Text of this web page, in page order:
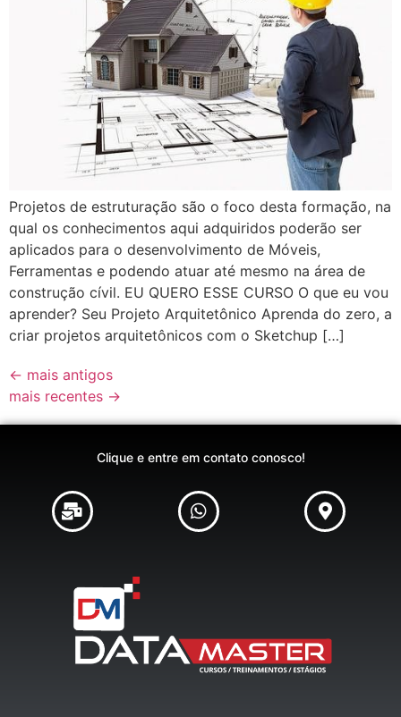
Projetos de estruturação são o foco desta formação, na
qual os conhecimentos aqui adquiridos poderão ser
aplicados para o desenvolvimento de Móveis,
Ferramentas e podendo atuar até mesmo na área de
construção cívil. EU QUERO ESSE CURSO O que eu vou
aprender? Seu Projeto Arquitetônico Aprenda do zero, a
criar projetos arquitetônicos com o Sketchup […]
← mais antigos
mais recentes →
Clique e entre em contato conosco!